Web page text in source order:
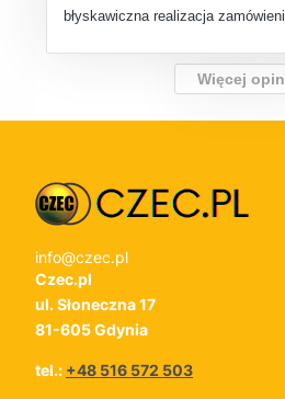
błyskawiczna realizacja
Więcej
info@czec.pl
Czec.pl
ul. Słoneczna 17
81-605 Gdynia
tel.: +48 516 572 503